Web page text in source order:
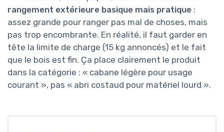
rangement extérieure basique mais pratique :
assez grande pour ranger pas mal de choses, mais
pas trop encombrante. En réalité, il faut garder en
tête la limite de charge (15 kg annoncés) et le fait
que le bois est fin. Ça place clairement le produit
dans la catégorie : « cabane légère pour usage
courant », pas « abri costaud pour matériel lourd ».